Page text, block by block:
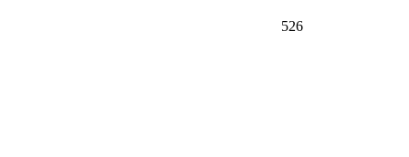
526